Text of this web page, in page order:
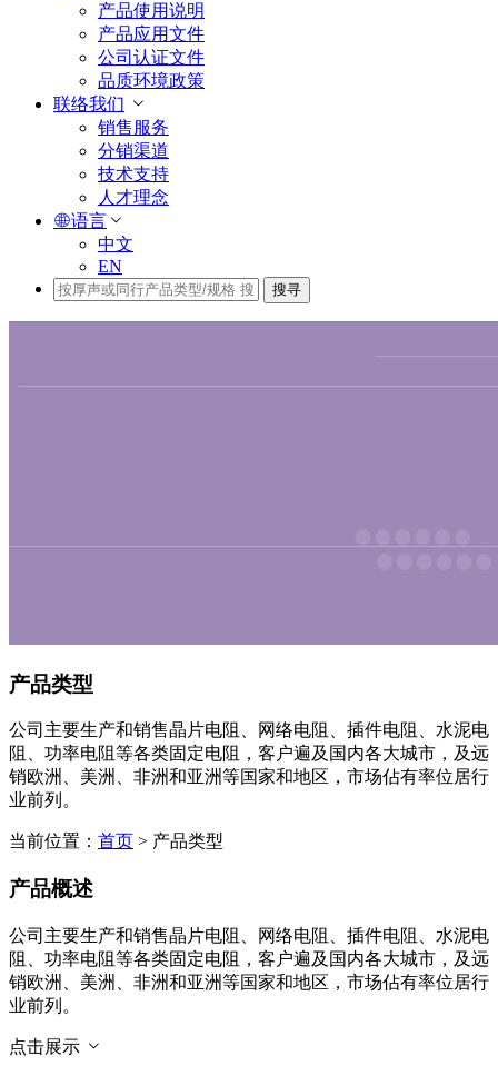
产品使用说明
产品应用文件
公司认证文件
品质环境政策
联络我们
销售服务
分销渠道
技术支持
人才理念
语言
中文
EN
搜寻
产品类型
公司主要生产和销售晶片电阻、网络电阻、插件电阻、水泥电
阻、功率电阻等各类固定电阻，客户遍及国内各大城市，及远
销欧洲、美洲、非洲和亚洲等国家和地区，市场佔有率位居行
业前列。
当前位置： 首页 > 产品类型
产品概述
公司主要生产和销售晶片电阻、网络电阻、插件电阻、水泥电
阻、功率电阻等各类固定电阻，客户遍及国内各大城市，及远
销欧洲、美洲、非洲和亚洲等国家和地区，市场佔有率位居行
业前列。
点击展示